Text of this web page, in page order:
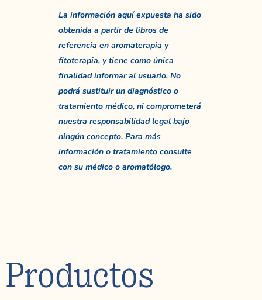
La información aquí expuesta ha sido
obtenida a partir de libros de
referencia en aromaterapia y
fitoterapia, y tiene como única
finalidad informar al usuario. No
podrá sustituir un diagnóstico o
tratamiento médico, ni comprometerá
nuestra responsabilidad legal bajo
ningún concepto. Para más
información o tratamiento consulte
con su médico o aromatólogo.
Productos